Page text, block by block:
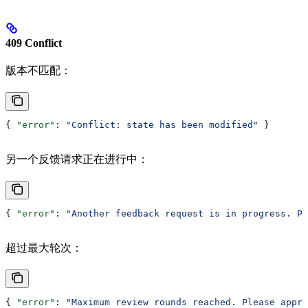
409 Conflict
版本不匹配：
{ "error" : "Conflict: state has been modified" }
另一个反馈请求正在进行中：
{ "error" : "Another feedback request is in progress.
超过最大轮次：
{ "error" : "Maximum review rounds reached. Please